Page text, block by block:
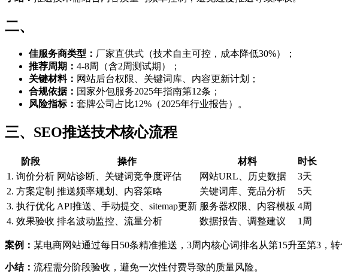
二、
佳服务商类型： 厂家直供式（技术自主可控，成本降低30%）；
推荐周期： 4-8周（含2周测试期）；
关键材料： 网站后台权限、关键词库、内容更新计划；
合规依据： 国家外包服务2025年指南第12条；
风险指标： 套牌公司占比12%（2025年行业报告）。
三、SEO推送技术核心流程
阶段 操作 材料
时长
1. 询价分析 网站诊断、关键词竞争度评估 网站URL、历史数据
3天
2. 方案定制 推送频率规划、内容策略 关键词库、竞品分析
5天
3. 执行优化 API推送、手动提交、sitemap更新 服务器权限、内容模板 4周
4. 效果验收 排名波动监控、流量分析 数据报告、调整建议 1周
案例： 某电商网站通过每日50条精准推送，3周内核心词排名从第15升至第3，转
小结： 流程需分阶段验收，避免一次性付费导致的质量风险。